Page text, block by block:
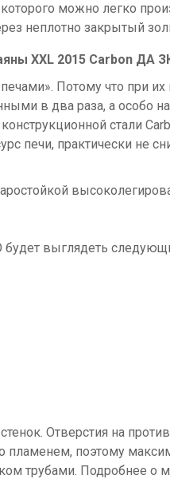
можно легко
неплотно закрытый
XXL 2015 Carbon ДА
Потому что при
в два раза, а особо
стали
печи, практически не
выглядеть
Отверстия на
поэтому
трубами. Подробнее